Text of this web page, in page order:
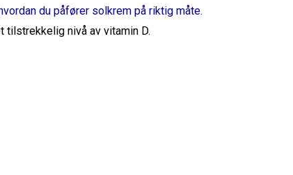
du påfører solkrem på riktig måte.
nivå av vitamin D.